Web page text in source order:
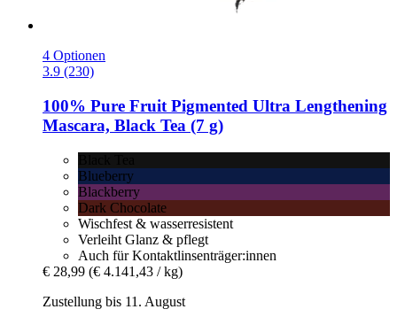
4 Optionen
3.9 (230)
100% Pure Fruit Pigmented Ultra Lengthening
Mascara, Black Tea (7 g)
Blueberry
Blackberry
Dark Chocolate
Wischfest & wasserresistent
Verleiht Glanz & pflegt
Auch für Kontaktlinsenträger:innen
€ 28,99 (€ 4.141,43 / kg)
Zustellung bis 11. August